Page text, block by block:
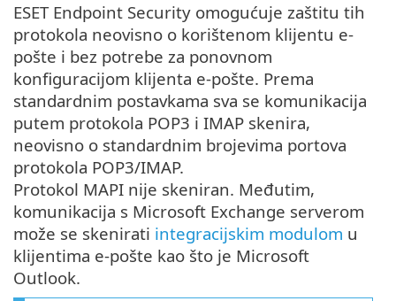
ESET Endpoint Security omogućuje zaštitu tih
protokola neovisno o korištenom klijentu e-
pošte i bez potrebe za ponovnom
konfiguracijom klijenta e-pošte. Prema
standardnim postavkama sva se komunikacija
putem protokola POP3 i IMAP skenira,
neovisno o standardnim brojevima portova
protokola POP3/IMAP.
Protokol MAPI nije skeniran. Međutim,
komunikacija s Microsoft Exchange serverom
može se skenirati integracijskim modulom u
klijentima e-pošte kao što je Microsoft
Outlook.